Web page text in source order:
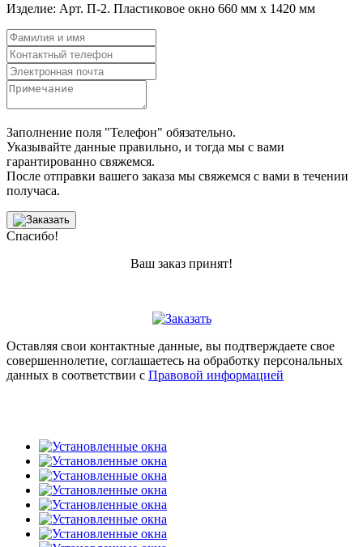
Изделие: Арт. П-2. Пластиковое окно 660 мм x 1420 мм
Заполнение поля "Телефон" обязательно.
Указывайте данные правильно, и тогда мы с вами
гарантированно свяжемся.
После отправки вашего заказа мы свяжемся с вами в течении
получаса.
Спасибо!
Ваш заказ принят!
Оставляя свои контактные данные, вы подтверждаете свое
совершеннолетие, соглашаетесь на обработку персональных
данных в соответствии с Правовой информацией